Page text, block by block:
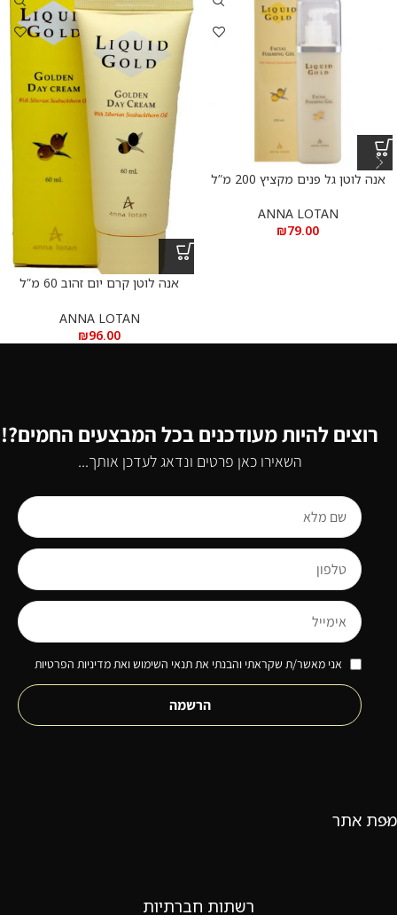
אנה לוטן גל פנים מקציץ 200 מ”ל
ANNA LOTAN
₪79.00
אנה לוטן קרם יום זהוב 60 מ”ל
LOTAN 60 ML
ANNA LOTAN
₪96.00
רוצים להיות מעודכנים בכל המבצעים החמים?!
השאירו כאן פרטים ונדאג לעדכן אותך...
אני מאשר/ת שקראתי והבנתי את תנאי השימוש ואת מדיניות הפרטיות
הרשמה
מפת אתר
רשתות חברתיות